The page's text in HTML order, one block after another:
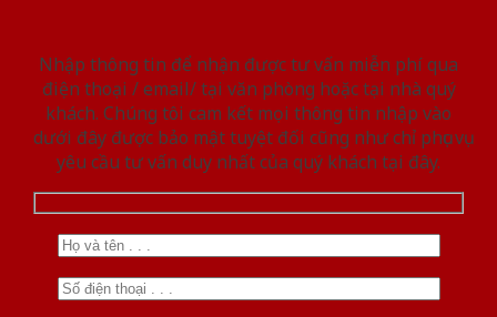
Nhập thông tin để nhận được tư vấn miễn phí qua
điện thoại / email/ tại văn phòng hoặc tại nhà quý
khách. Chúng tôi cam kết mọi thông tin nhập vào
dưới đây được bảo mật tuyệt đối cũng như chỉ phục vụ
yêu cầu tư vấn duy nhất của quý khách tại đây.